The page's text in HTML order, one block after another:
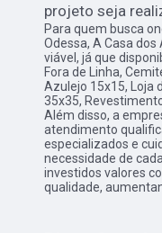
projeto seja
Para quem busca
Odessa, A Casa
viável, já que
Fora de Linha,
Azulejo 15x15, Loja
35x35,
Além disso, a
atendimento
especializados e
necessidade de
investidos valores
qualidade,